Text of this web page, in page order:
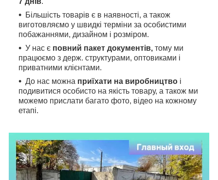
Більшість товарів є в наявності, а також
виготовляємо у швидкі терміни за особистими
побажаннями, дизайном і розміром.
У нас є повний пакет документів, тому ми
працюємо з держ. структурами, оптовиками і
приватними клієнтами.
До нас можна приїхати на виробництво і
подивитися особисто на якість товару, а також ми
можемо прислати багато фото, відео на кожному
етапі.